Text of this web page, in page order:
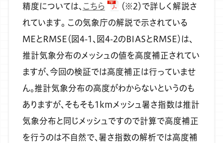
精度については、 こちら
（※2）で詳しく解説さ
れています。 この気象庁の解説で示されている
MEとRMSE（図4-1、図4-2のBIASとRMSE）は、
推計気象分布のメッシュの値を高度補正されてい
ますが、今回の検証では高度補正は行っていませ
ん。推計気象分布の高度がわからないというのも
ありますが、そもそも1kmメッシュ暑さ指数は推計
気象分布と同じメッシュですので計算で高度補正
を行うのは不自然で、暑さ指数の解析では高度補